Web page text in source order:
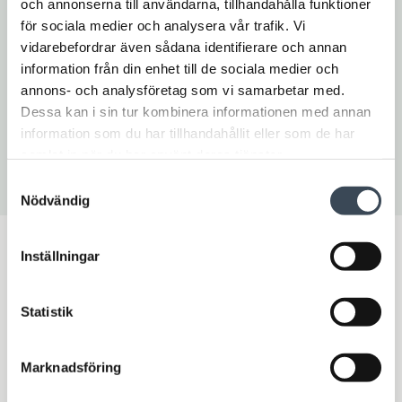
och annonserna till användarna, tillhandahålla funktioner
för sociala medier och analysera vår trafik. Vi
vidarebefordrar även sådana identifierare och annan
information från din enhet till de sociala medier och
annons- och analysföretag som vi samarbetar med.
Dessa kan i sin tur kombinera informationen med annan
information som du har tillhandahållit eller som de har
Nödvändig
Inställningar
Statistik
Marknadsföring
utveckla rätt system. Från stora integrerade säkerhetssystem för
styrning av tillgång, passage och inbrottslarm i flera fastigheter
spridda över landet, till kodlås för en enda dörr. För mer
information vänligen besökwww.rco.se.
Prenumera på vårt nyhetsbrev